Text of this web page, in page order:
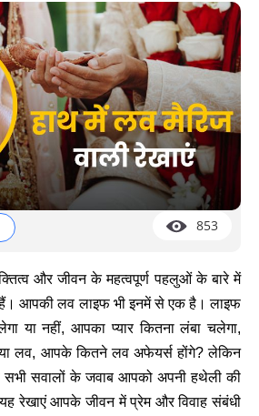
853
और जीवन के महत्वपूर्ण पहलुओं के बारे में
हैं। आपकी लव लाइफ भी इनमें से एक है। लाइफ
या नहीं, आपका प्यार कितना लंबा चलेगा,
लव, आपके कितने लव अफेयर्स होंगे? लेकिन
सवालों के जवाब आपको अपनी हथेली की
रेखाएं आपके जीवन में प्रेम और विवाह संबंधी